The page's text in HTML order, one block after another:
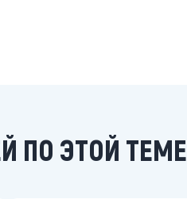
ПО ЭТОЙ ТЕМЕ